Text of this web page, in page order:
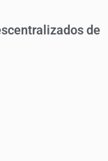
de